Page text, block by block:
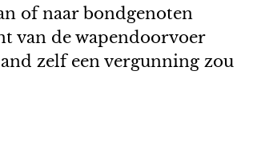
of naar bondgenoten
van de wapendoorvoer
zelf een vergunning zou